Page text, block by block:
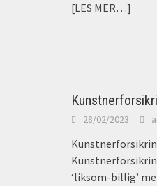
[LES MER…]
28/02/2023
‘liksom-billig’